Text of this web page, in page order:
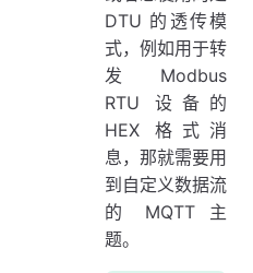
DTU 的透传模
式，例如用于转
发 Modbus
RTU 设备的
HEX 格式消
息，那就需要用
到自定义数据流
的 MQTT 主
题。